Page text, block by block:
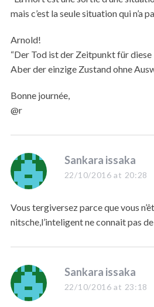
mais c’est la seule situation qui n’a
Arnold!
“Der Tod ist der Zeitpunkt für diese
Aber der einzige Zustand ohne
Bonne journée,
@r
s
a
s
:
Sankara issaka
22/10/2016 at 20:28
Vous tergiversez parce que vous
nitsche,l’inteligent ne connait pas
s
a
Sankara issaka
22/10/2016 at 23:18